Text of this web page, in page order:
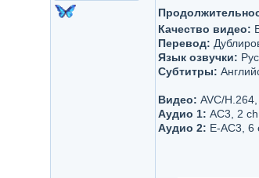
Качество видео:
Перевод:
Язык озвучки:
Субтитры:
Видео: AVC/
Аудио 1: AC3, 2
Аудио 2: E-AC3, 6